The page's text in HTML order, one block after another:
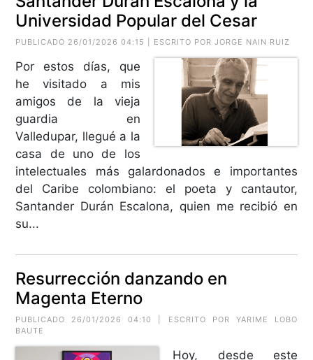
Universidad Popular del Cesar
PUBLICADO 26/01/2026 04:15 | ESCRITO PORJORGE NAIN RUIZ
Por estos días, que
he visitado a mis
amigos de la vieja
guardia en
Valledupar, llegué a la
casa de uno de los
intelectuales más galardonados e importantes
del Caribe colombiano: el poeta y cantautor,
Santander Durán Escalona, quien me recibió en
su...
Resurrección danzando en
Magenta Eterno
PUBLICADO 26/01/2026 04:10 | ESCRITO POR YARIME LOBO
BAUTE
Hoy, desde este